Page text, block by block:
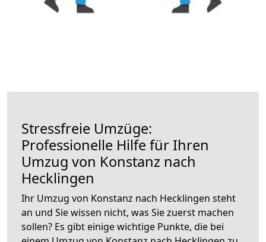
Stressfreie Umzüge:
Professionelle Hilfe für Ihren
Umzug von Konstanz nach
Hecklingen
Ihr Umzug von Konstanz nach Hecklingen steht
an und Sie wissen nicht, was Sie zuerst machen
sollen? Es gibt einige wichtige Punkte, die bei